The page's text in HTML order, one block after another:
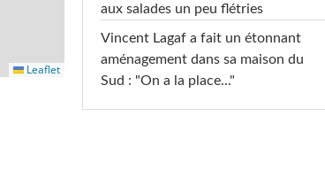
Leaflet
aux salades un peu flétries
Vincent Lagaf a fait un étonnant
aménagement dans sa maison du
Sud : "On a la place..."